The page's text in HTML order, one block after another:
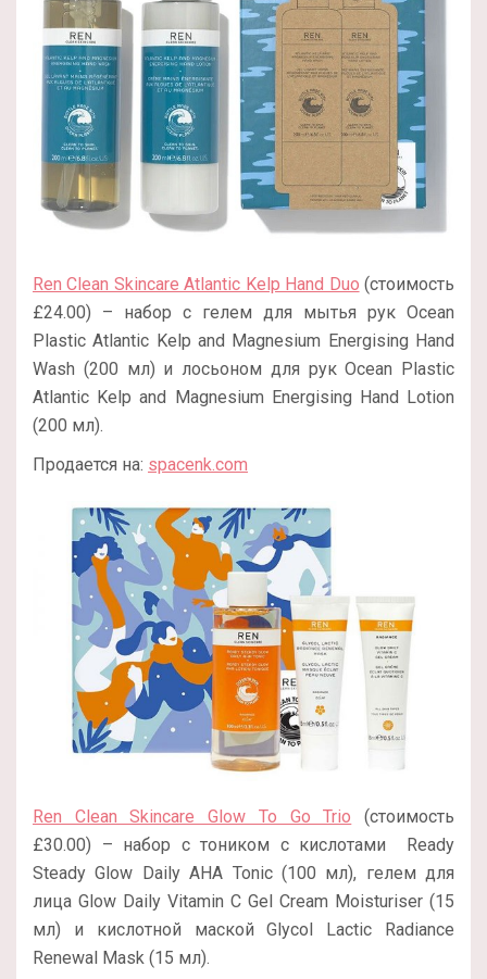
Ren Clean Skincare Atlantic Kelp Hand Duo (стоимость
£24.00) – набор с гелем для мытья рук Ocean
Plastic Atlantic Kelp and Magnesium Energising Hand
Wash (200 мл) и лосьоном для рук Ocean Plastic
Atlantic Kelp and Magnesium Energising Hand Lotion
(200 мл).
Продается на: spacenk.com
Ren Clean Skincare Glow To Go Trio (стоимость
£30.00) – набор с тоником с кислотами Ready
Steady Glow Daily AHA Tonic (100 мл), гелем для
лица Glow Daily Vitamin C Gel Cream Moisturiser (15
мл) и кислотной маской Glycol Lactic Radiance
Renewal Mask (15 мл).